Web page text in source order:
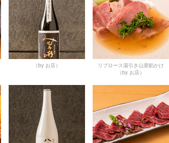
（by お店）
リブロース湯引き山菜餡かけ
（by お店）